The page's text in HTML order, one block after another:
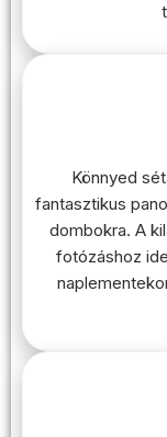
Könnyed
fantasztikus
dombokra. A
fotózáshoz